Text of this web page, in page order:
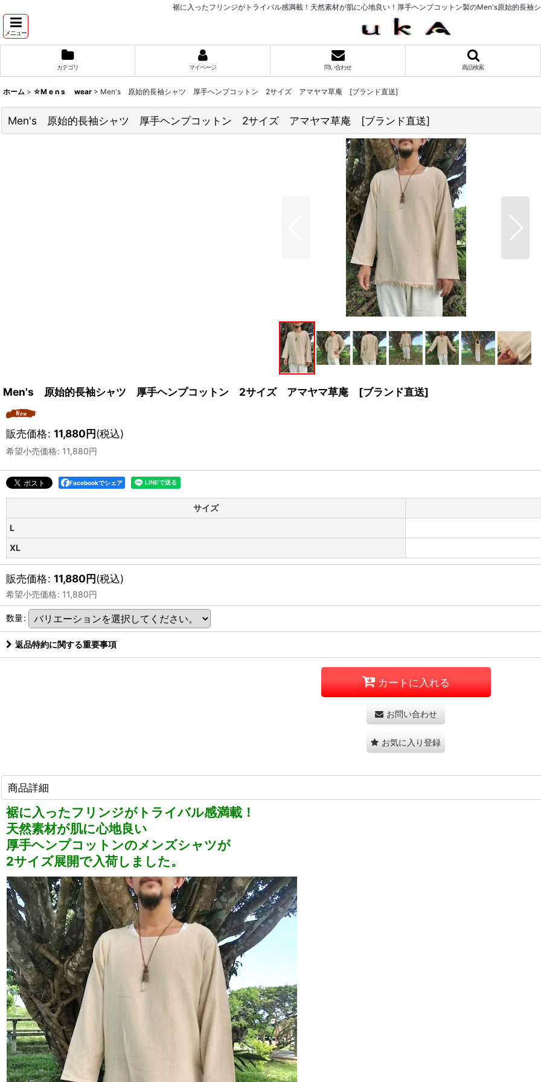
裾に入ったフリンジがトライバル感満載！天然素材が肌に心地良い！厚手ヘンプコットン製のMen's原始的長
メニュー
カテゴリ マイページ 問い合わせ 商品検索
ホーム > ☆M e n s wear > Men's 原始的長袖シャツ 厚手ヘンプコットン 2サイズ アマヤマ草庵 [ブランド直送]
Men's 原始的長袖シャツ 厚手ヘンプコットン 2サイズ アマヤマ草庵 [ブランド直送]
Men's 原始的長袖シャツ 厚手ヘンプコットン 2サイズ アマヤマ草庵 [ブランド直送]
販売価格: 11,880円(税込)
希望小売価格: 11,880円
Facebookでシェア
サイズ
L
XL
販売価格: 11,880円(税込)
希望小売価格: 11,880円
数量:
返品特約に関する重要事項
カートに入れる
お問い合わせ
お気に入り登録
商品詳細
裾に入ったフリンジがトライバル感満載！
天然素材が肌に心地良い
厚手ヘンプコットンのメンズシャツが
2サイズ展開で入荷しました。